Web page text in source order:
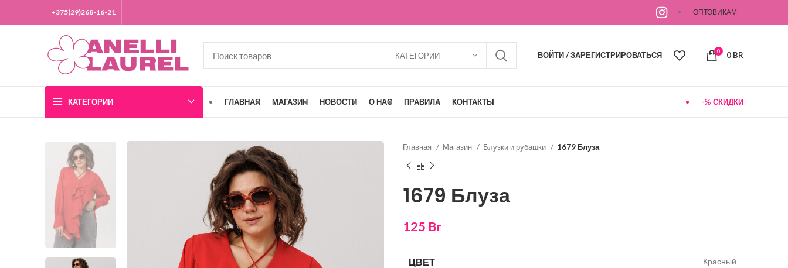
+375(29)268-16-21 ОПТОВИКАМ
КАТЕГОРИИ ВОЙТИ / ЗАРЕГИСТРИРОВАТЬСЯ 0 0 BR
КАТЕГОРИИ ГЛАВНАЯ МАГАЗИН НОВОСТИ О НАС ПРАВИЛА КОНТАКТЫ -% СКИДКИ
Главная Магазин Блузки и рубашки 1679 Блуза
1679 Блуза
125 Br
ЦВЕТ Красный